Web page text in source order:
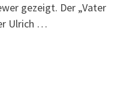
gezeigt. Der „Vater
Ulrich …